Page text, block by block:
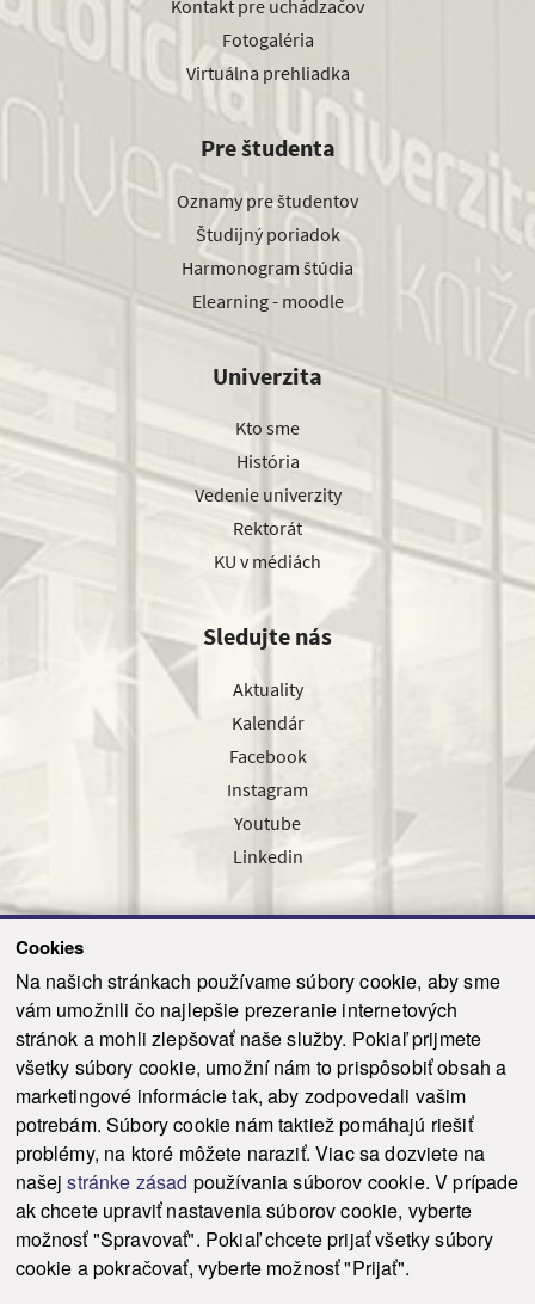
Cookies
Na našich stránkach používame súbory cookie, aby sme
vám umožnili čo najlepšie prezeranie internetových
stránok a mohli zlepšovať naše služby. Pokiaľ prijmete
všetky súbory cookie, umožní nám to prispôsobiť obsah a
marketingové informácie tak, aby zodpovedali vašim
potrebám. Súbory cookie nám taktiež pomáhajú riešiť
problémy, na ktoré môžete naraziť. Viac sa dozviete na
našejstránke zásad používania súborov cookie. V prípade
ak chcete upraviť nastavenia súborov cookie, vyberte
možnosť "Spravovať". Pokiaľ chcete prijať všetky súbory
cookie a pokračovať, vyberte možnosť "Prijať".
Kontakt pre uchádzačov
Fotogaléria
Virtuálna prehliadka
Pre študenta
Oznamy pre študentov
Študijný poriadok
Harmonogram štúdia
Elearning - moodle
Univerzita
Kto sme
História
Vedenie univerzity
Rektorát
KU v médiách
Sledujte nás
Aktuality
Kalendár
Facebook
Instagram
Youtube
Linkedin
Odoslať
© 2021-2026 ku.sk. Všetky práva vyhradené. | Ochrana osobných údajov
Vyhlásenie o prístupnosti |
Admin
This site is protected by reCAPTCHA and the Google Privacy Policy and Terms of
Service
apply.